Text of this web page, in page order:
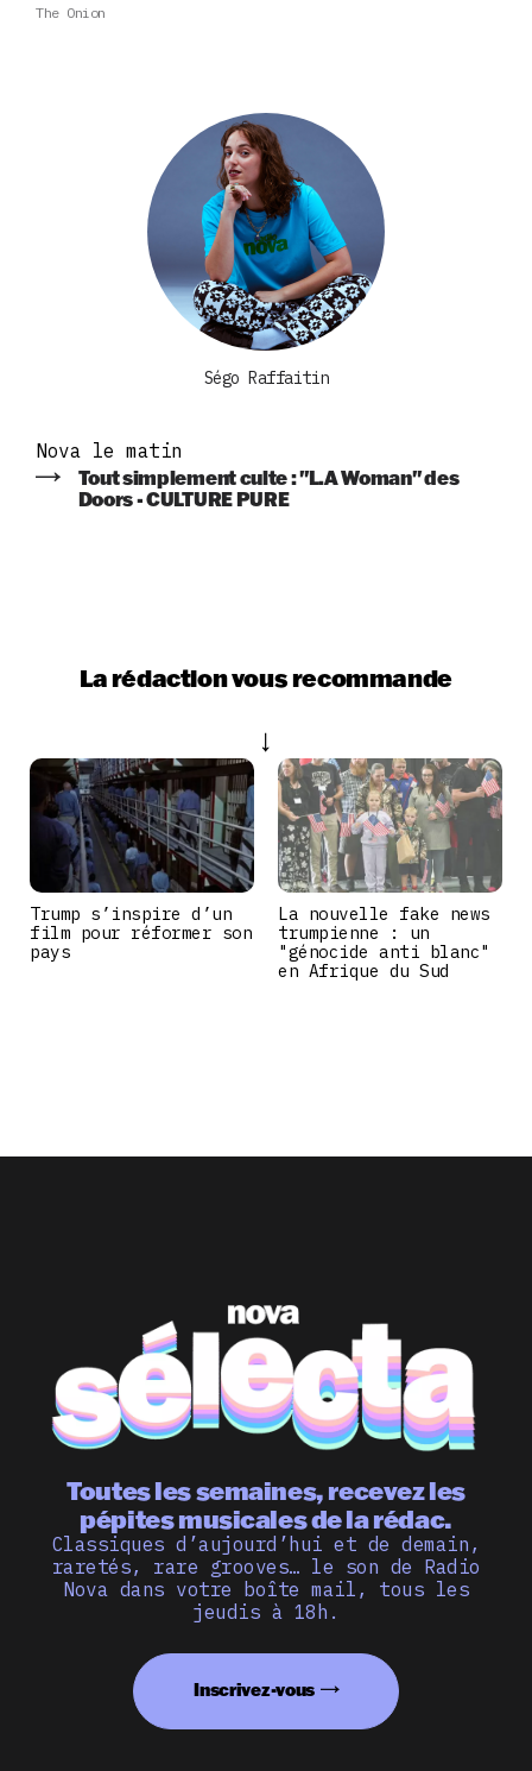
The Onion
Ségo Raffaitin
Nova le matin
Tout simplement culte : "L.A Woman" des
Doors - CULTURE PURE
La rédaction vous recommande
Trump s’inspire d’un
film pour réformer son
pays
La nouvelle fake news
trumpienne : un
"génocide anti blanc"
en Afrique du Sud
Toutes les semaines, recevez les
pépites musicales de la rédac.
Classiques d’aujourd’hui et de demain,
raretés, rare grooves… le son de Radio
Nova dans votre boîte mail, tous les
jeudis à 18h.
Inscrivez-vous